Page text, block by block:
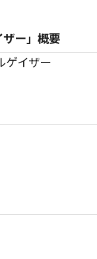
ー」概要
ゲイザー